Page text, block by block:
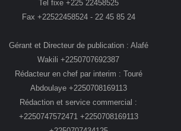
Tel fixe +225 22458525
Fax +22522458524 - 22 45 85 24
Gérant et Directeur de publication : Alafé
Wakili +2250707692387
Rédacteur en chef par interim : Touré
Abdoulaye +2250708169113
Rédaction et service commercial :
+2250747572471 +2250708169113